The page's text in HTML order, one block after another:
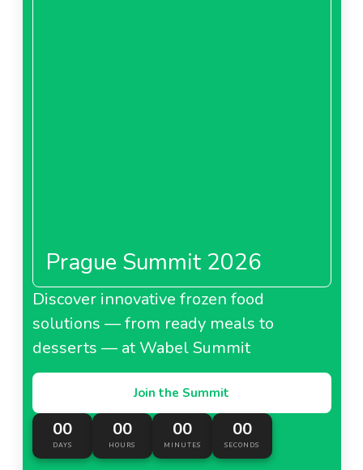
Prague Summit 2026
Discover innovative frozen food
solutions — from ready meals to
desserts — at Wabel Summit
Join the Summit
00
DAYS
00
HOURS
00
MINUTES
00
SECONDS